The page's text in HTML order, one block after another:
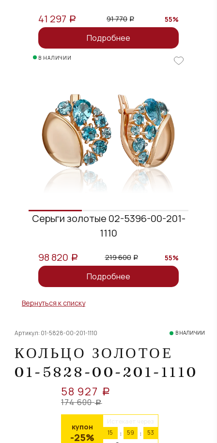
41 297 a 91 770 a 55%
Подробнее
В НАЛИЧИИ
Серьги золотые 02-5396-00-201-
1110
98 820 a 219 600 a 55%
Подробнее
Вернуться к списку
Артикул: 01-5828-00-201-1110 В НАЛИЧИИ
КОЛЬЦО ЗОЛОТОЕ
01-5828-00-201-1110
58 927 a
174 600 a
купон
-25%
15
59
52